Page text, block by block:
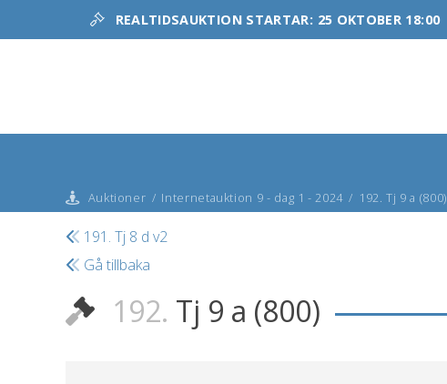
REALTIDSAUKTION STARTAR: 25 OKTOBER 18:00
Auktioner / Internetauktion 9 - dag 1 - 2024 / 192. Tj 9 a (800)
191. Tj 8 d v2
Gå tillbaka
192. Tj 9 a (800)